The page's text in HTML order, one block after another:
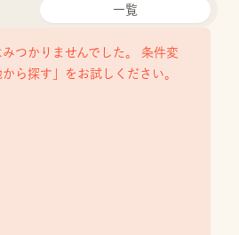
一覧
つかりませんでした。 条件変
ら探す」をお試しください。